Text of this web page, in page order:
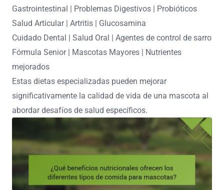
Gastrointestinal | Problemas Digestivos | Probióticos
Salud Articular | Artritis | Glucosamina
Cuidado Dental | Salud Oral | Agentes de control de sarro
Fórmula Senior | Mascotas Mayores | Nutrientes
mejorados
Estas dietas especializadas pueden mejorar
significativamente la calidad de vida de una mascota al
abordar desafíos de salud específicos.